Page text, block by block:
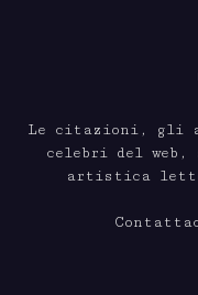
Le citazioni, gli
celebri del web,
artistica